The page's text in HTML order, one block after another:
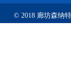
© 2018 廊坊森纳